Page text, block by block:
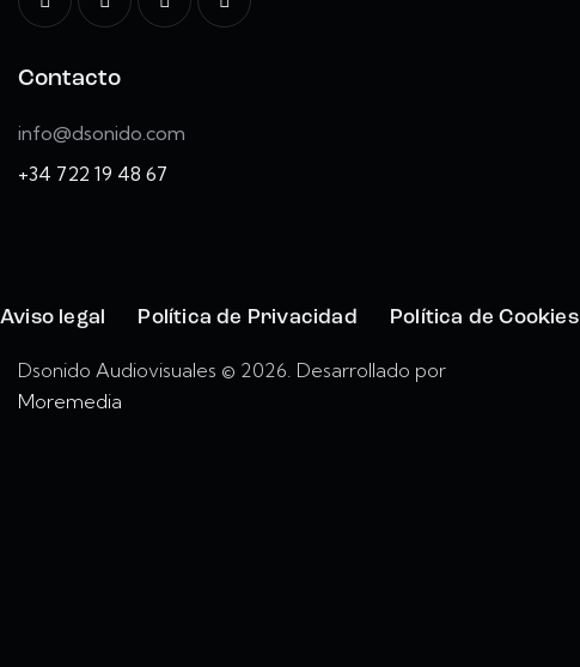
Contacto
info@dsonido.com
+34 722 19 48 67
Aviso legal Política de Privacidad Política de Cookies
Dsonido Audiovisuales © 2026. Desarrollado por
Moremedia